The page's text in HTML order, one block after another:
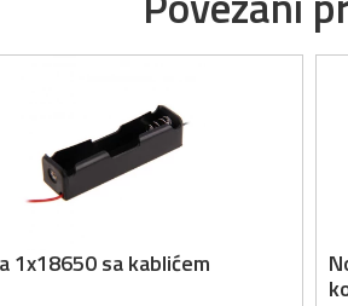
1x18650 sa kablićem